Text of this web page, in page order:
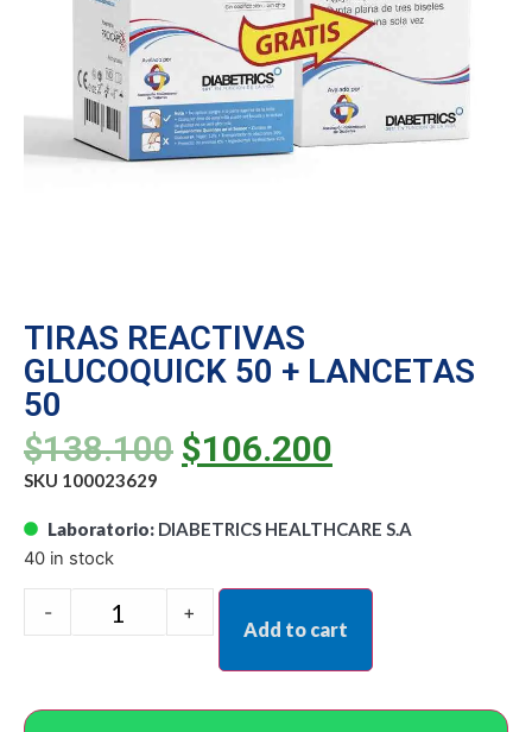
TIRAS REACTIVAS
GLUCOQUICK 50 + LANCETAS
50
$138.100 $106.200
SKU 100023629
Laboratorio: DIABETRICS HEALTHCARE S.A
40 in stock
- +
Add to cart